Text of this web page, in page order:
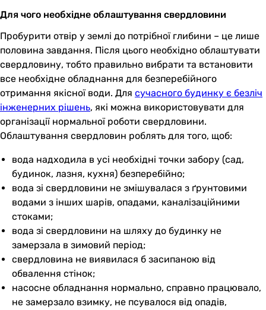
Для чого необхідне облаштування свердловини
Пробурити отвір у землі до потрібної глибини – це лише
половина завдання. Після цього необхідно облаштувати
свердловину, тобто правильно вибрати та встановити
все необхідне обладнання для безперебійного
отримання якісної води. Для сучасного будинку є безліч
інженерних рішень, які можна використовувати для
організації нормальної роботи свердловини.
Облаштування свердловин роблять для того, щоб:
вода надходила в усі необхідні точки забору (сад,
будинок, лазня, кухня) безперебійно;
вода зі свердловини не змішувалася з ґрунтовими
водами з інших шарів, опадами, каналізаційними
стоками;
вода зі свердловини на шляху до будинку не
замерзала в зимовий період;
свердловина не виявилася б засипаною від
обвалення стінок;
насосне обладнання нормально, справно працювало,
не замерзало взимку, не псувалося від опадів,